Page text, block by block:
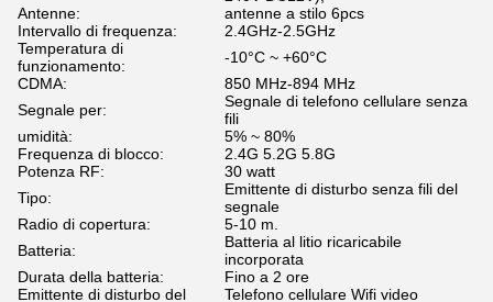
Antenne:
antenne a stilo 6pcs
Intervallo di frequenza:
2.4GHz-2.5GHz
Temperatura di
funzionamento:
-10°C ~ +60°C
CDMA:
850 MHz-894 MHz
Segnale per:
Segnale di telefono cellulare senza
fili
umidità:
5% ~ 80%
Frequenza di blocco:
2.4G 5.2G 5.8G
Potenza RF:
30 watt
Tipo:
Emittente di disturbo senza fili del
segnale
Radio di copertura:
5-10 m.
Batteria:
Batteria al litio ricaricabile
incorporata
Durata della batteria:
Fino a 2 ore
Emittente di disturbo del
Telefono cellulare Wifi video